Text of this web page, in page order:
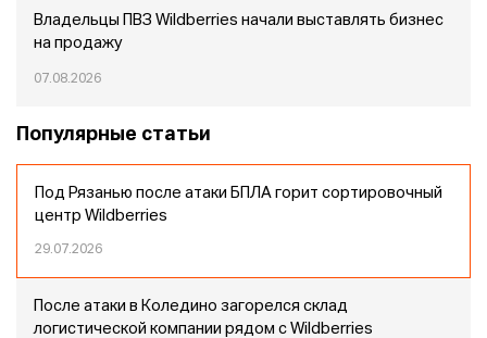
Владельцы ПВЗ Wildberries начали выставлять бизнес
на продажу
07.08.2026
Популярные статьи
Под Рязанью после атаки БПЛА горит сортировочный
центр Wildberries
29.07.2026
После атаки в Коледино загорелся склад
логистической компании рядом с Wildberries